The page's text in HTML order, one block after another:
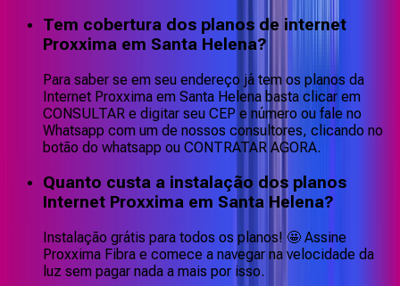
Tem cobertura dos planos de internet
Proxxima em Santa Helena?
Para saber se em seu endereço já tem os planos da
Internet Proxxima em Santa Helena basta clicar em
CONSULTAR e digitar seu CEP e número ou fale no
Whatsapp com um de nossos consultores, clicando no
botão do whatsapp ou CONTRATAR AGORA.
Quanto custa a instalação dos planos
Internet Proxxima em Santa Helena?
Instalação grátis para todos os planos! 🤩 Assine
Proxxima Fibra e comece a navegar na velocidade da
luz sem pagar nada a mais por isso.